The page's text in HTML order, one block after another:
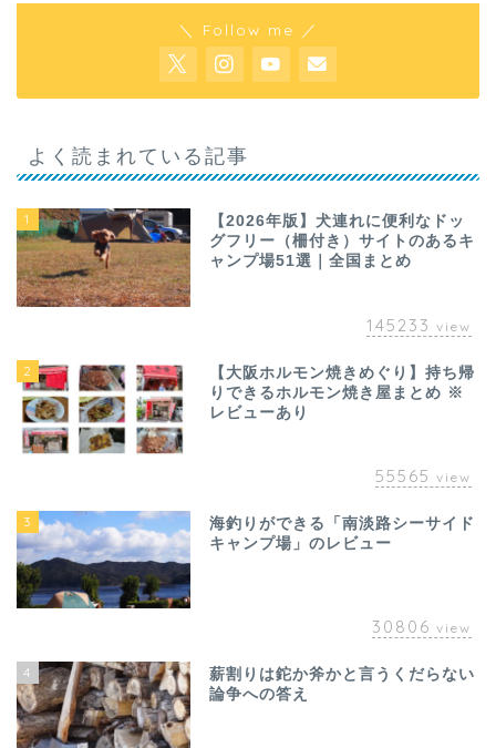
＼ Follow me ／
よく読まれている記事
1
【2026年版】犬連れに便利なドッ
グフリー（柵付き）サイトのあるキ
ャンプ場51選｜全国まとめ
145233 view
2
【大阪ホルモン焼きめぐり】持ち帰
りできるホルモン焼き屋まとめ ※
レビューあり
55565 view
3
海釣りができる「南淡路シーサイド
キャンプ場」のレビュー
30806 view
4
薪割りは鉈か斧かと言うくだらない
論争への答え